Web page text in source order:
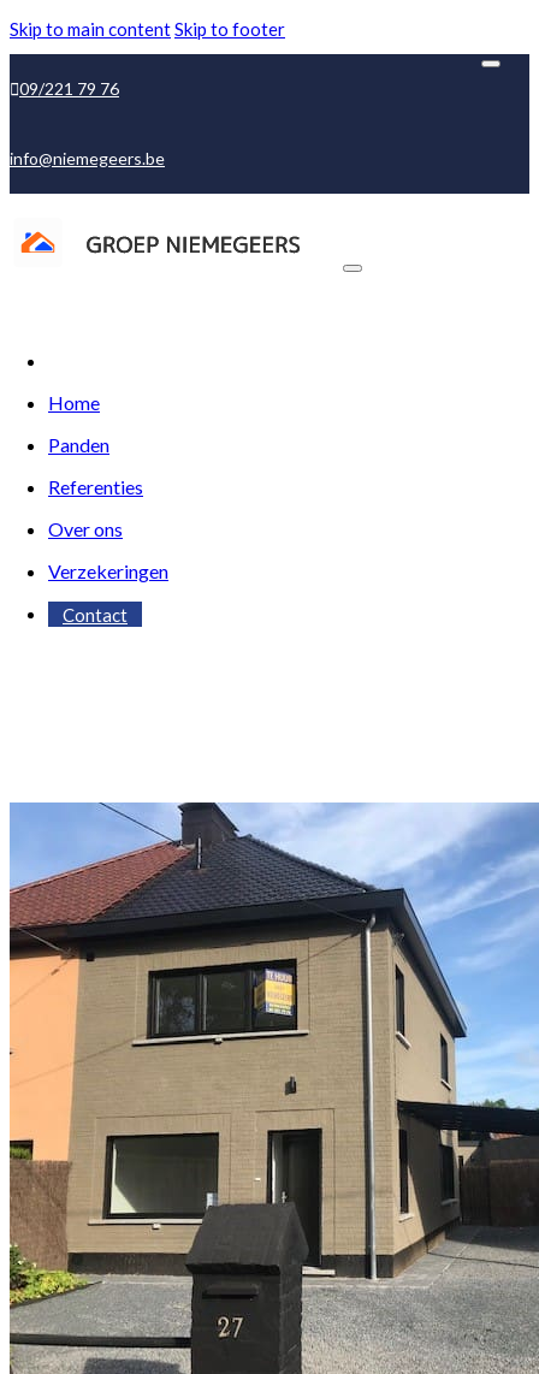
Skip to main contentSkip to footer
09/221 79 76
info@niemegeers.be
Home
Panden
Referenties
Over ons
Verzekeringen
Contact